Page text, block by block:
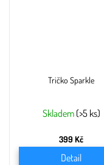
Tričko Sparkle
Skladem (>5 ks)
399 Kč
Detail